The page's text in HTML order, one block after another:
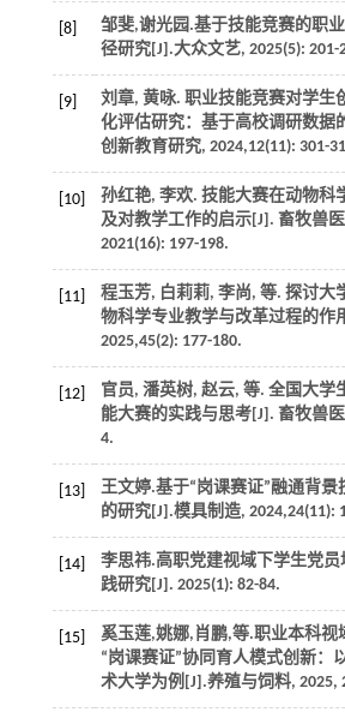
[8]
邹斐,谢光园.基于技能竞赛的职
径研究[J].大众文艺, 2025(5): 201-
[9]
刘章, 黄咏. 职业技能竞赛对学生
化评估研究：基于高校调研数据
创新教育研究, 2024,12(11): 301-
[10]
孙红艳, 李欢. 技能大赛在动物科
及对教学工作的启示[J]. 畜牧兽
2021(16): 197-198.
[11] 程玉芳, 白莉莉, 李尚, 等. 探讨大
物科学专业教学与改革过程的作
2025,45(2): 177-180.
[12] 官员, 潘英树, 赵云, 等. 全国大学
能大赛的实践与思考[J]. 畜牧兽
4.
[13]
王文婷.基于“岗课赛证”融通背景
的研究[J].模具制造, 2024,24(11):
[14]
李思祎.高职党建视域下学生党
践研究[J]. 2025(1): 82-84.
[15] 奚玉莲,姚娜,肖鹏,等.职业本科视
“岗课赛证”协同育人模式创新：
术大学为例[J].养殖与饲料, 2025,